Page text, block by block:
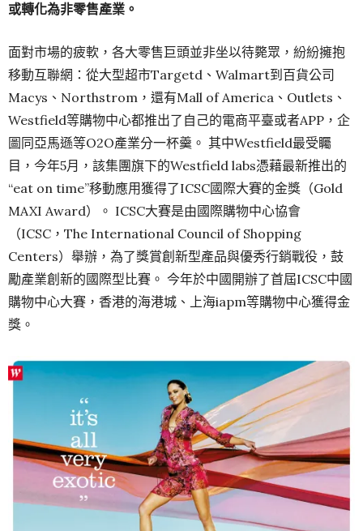
或轉化為非零售產業。
面對市場的疲軟，各大零售巨頭並非坐以待斃眾，紛紛擁抱
移動互聯網：從大型超市Targetd、Walmart到百貨公司
Macys、Northstrom，還有Mall of America、Outlets、
Westfield等購物中心都推出了自己的電商平臺或者APP，企
圖同亞馬遜等O2O產業分一杯羹。 其中Westfield最受矚
目，今年5月，該集團旗下的Westfield labs憑藉最新推出的
“eat on time”移動應用獲得了ICSC國際大賽的金獎（Gold
MAXI Award）。 ICSC大賽是由國際購物中心協會
（ICSC，The International Council of Shopping
Centers）舉辦，為了獎賞創新型產品與優秀行銷戰役，鼓
勵產業創新的國際型比賽。 今年於中國開辦了首屆ICSC中國
購物中心大賽，香港的海港城、上海iapm等購物中心獲得金
獎。